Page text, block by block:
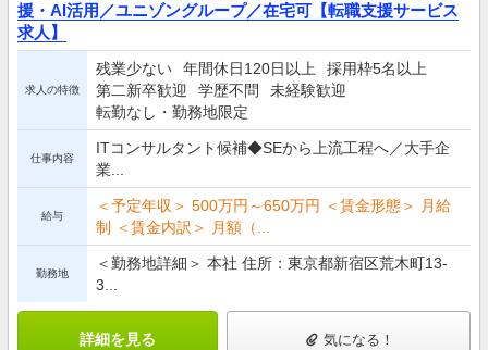
援・AI活用／ユニゾングループ／在宅可【転職支援サービス
求人】
求人の特徴
残業少ない 年間休日120日以上
採用枠5名以上
第二新卒歓迎
学歴不問
未経験歓迎
転勤なし・勤務地限定
仕事内容
ITコンサルタント候補◆SEから上流工程へ／大手企
業...
給与
＜予定年収＞ 500万円～650万円 ＜賃金形態＞ 月給
制 ＜賃金内訳＞ 月額（...
勤務地
＜勤務地詳細＞ 本社 住所：東京都新宿区荒木町13-
3...
詳細を見る 気になる！